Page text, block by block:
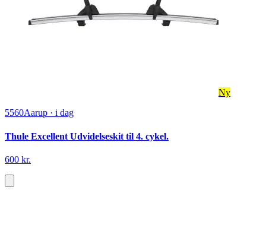
Ny
5560Aarup · i dag
Thule Excellent Udvidelseskit til 4. cykel.
600 kr.